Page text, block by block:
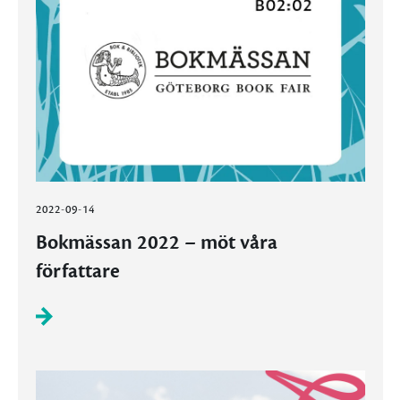
2022-09-14
Bokmässan 2022 – möt våra
författare